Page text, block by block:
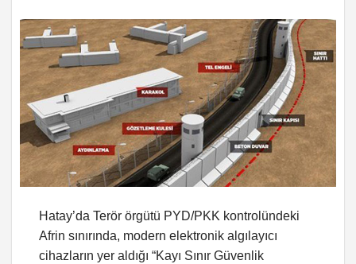
Hatay’da Terör örgütü PYD/PKK kontrolündeki
Afrin sınırında, modern elektronik algılayıcı
cihazların yer aldığı “Kayı Sınır Güvenlik